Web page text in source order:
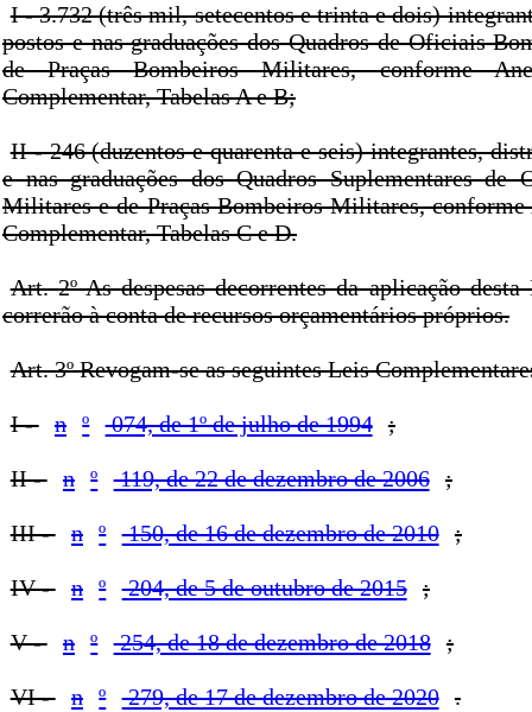
I - 3.732 (três mil, setecentos e trinta e dois)
postos e nas graduações dos Quadros de Oficiais
de Praças Bombeiros Militares, conforme
Complementar, Tabelas A e B;
II - 246 (duzentos e quarenta e seis) integrantes,
e nas graduações dos Quadros Suplementares de
Militares e de Praças Bombeiros Militares,
Complementar, Tabelas C e D.
Art. 2º As despesas decorrentes da aplicação
correrão à conta de recursos orçamentários próprios.
Art. 3º Revogam-se as seguintes Leis
I - n º 074, de 1º de julho de 1994 ;
II - n º 119, de 22 de dezembro de 2006 ;
III - n º 150, de 16 de dezembro de 2010 ;
IV - n º 204, de 5 de outubro de 2015 ;
V - n º 254, de 18 de dezembro de 2018 ;
VI - n º 279, de 17 de dezembro de 2020 .